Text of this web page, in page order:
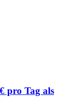
pro Tag als